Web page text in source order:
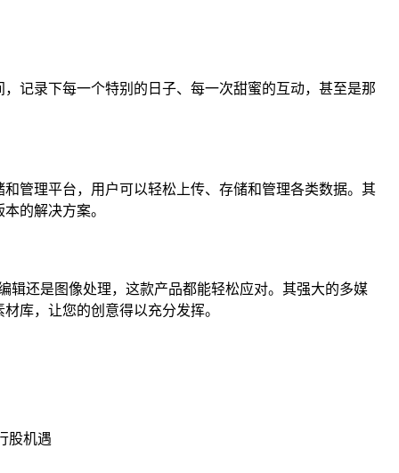
记录下每一个特别的日子、每一次甜蜜的互动，甚至是那
管理平台，用户可以轻松上传、存储和管理各类数据。其
的解决方案。
辑还是图像处理，这款产品都能轻松应对。其强大的多媒
库，让您的创意得以充分发挥。
股机遇